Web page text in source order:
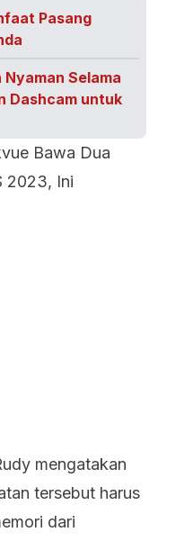
Pasang
Nyaman Selama
Dashcam untuk
Bawa Dua
2023, Ini
mengatakan
tersebut harus
dari